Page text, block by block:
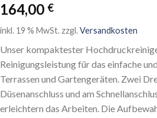
164,00 €
inkl. 19 % MwSt. zzgl.Versandkosten
Unser kompaktester
Reinigungsleistung für das einfache
Terrassen und Gartengeräten. Zwei
Düsenanschluss und am
erleichtern das Arbeiten. Die